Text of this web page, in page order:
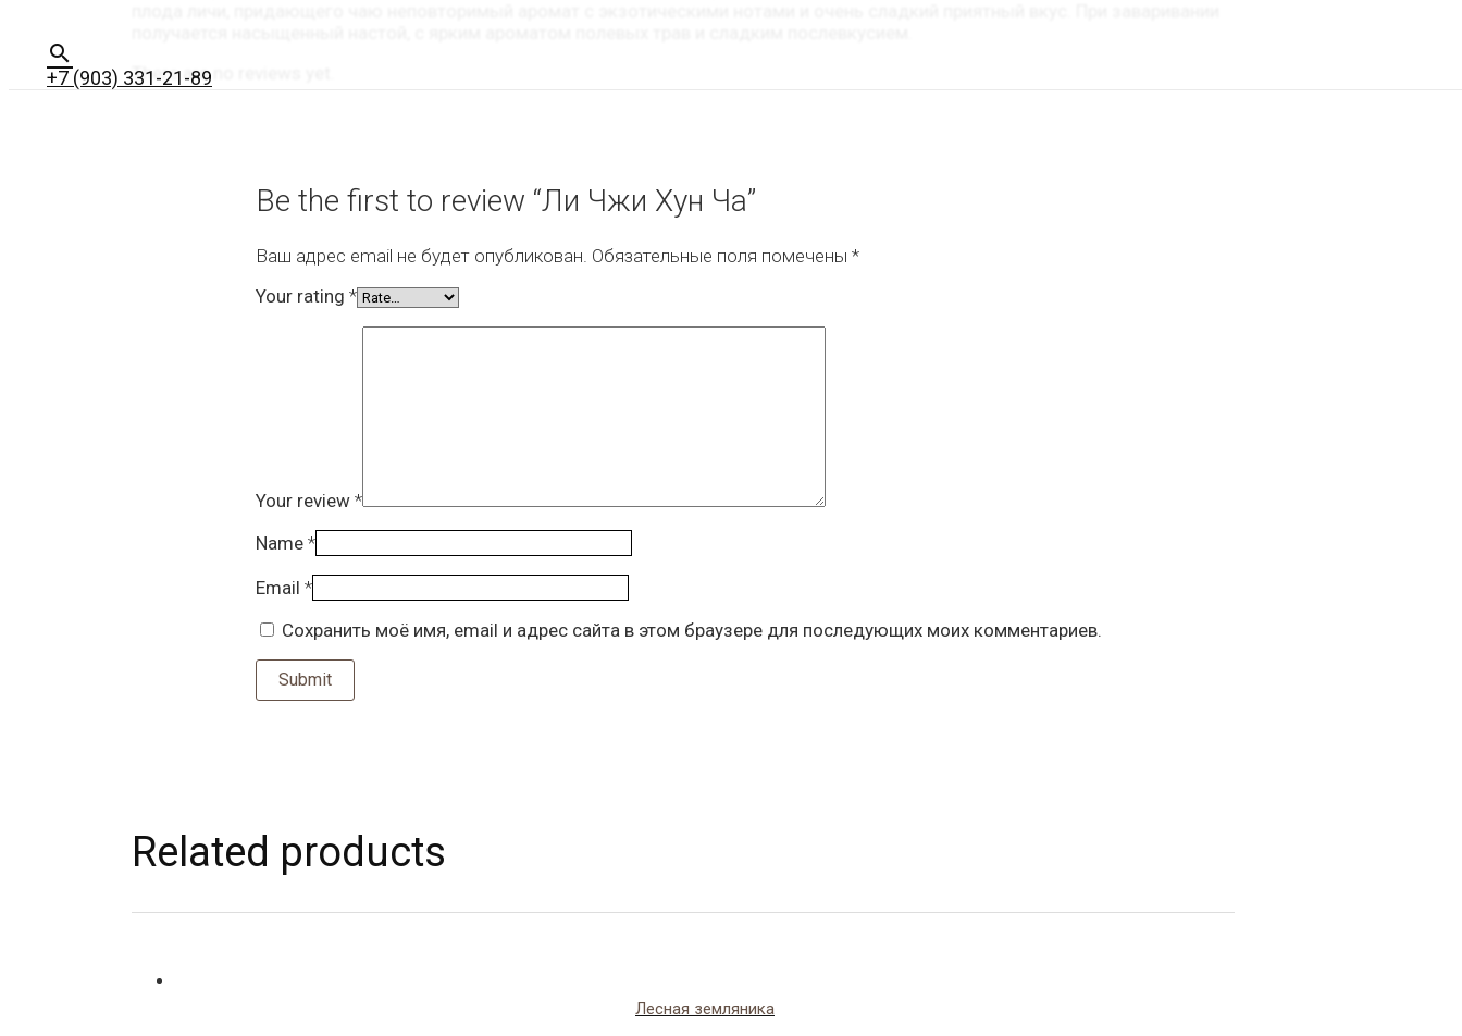
Поиск
+7 (903) 331-21-89There are no reviews yet.
Be the first to review “Ли Чжи Хун Ча”
Ваш адрес email не будет опубликован. Обязательные поля помечены *
Your rating *
Your review *
Name *
Email *
Сохранить моё имя, email и адрес сайта в этом браузере для последующих моих комментариев.
Related products
Лесная земляника